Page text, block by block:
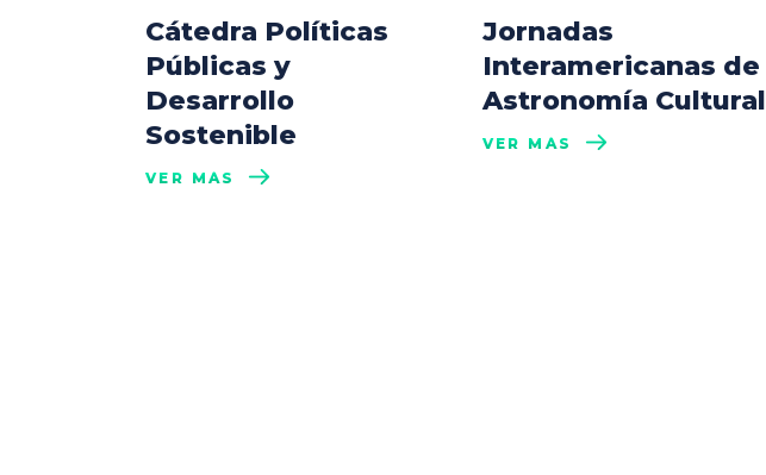
Cátedra Políticas
Públicas y
Desarrollo
Sostenible
VER MÁS
Jornadas
Interamericanas de
Astronomía Cultural
VER MÁS